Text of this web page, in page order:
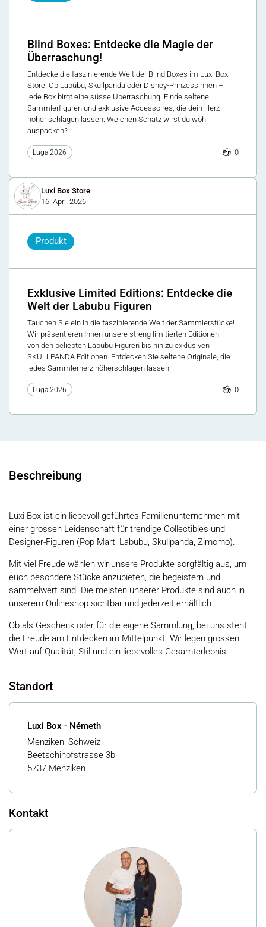
Blind Boxes: Entdecke die Magie der
Überraschung!
Entdecke die faszinierende Welt der Blind Boxes im Luxi Box
Store! Ob Labubu, Skullpanda oder Disney-Prinzessinnen –
jede Box birgt eine süsse Überraschung. Finde seltene
Sammlerfiguren und exklusive Accessoires, die dein Herz
höher schlagen lassen. Welchen Schatz wirst du wohl
auspacken?
Luga 2026 0
Luxi Box Store
16. April 2026
Produkt
Exklusive Limited Editions: Entdecke die
Welt der Labubu Figuren
Tauchen Sie ein in die faszinierende Welt der Sammlerstücke!
Wir präsentieren Ihnen unsere streng limitierten Editionen –
von den beliebten Labubu Figuren bis hin zu exklusiven
SKULLPANDA Editionen. Entdecken Sie seltene Originale, die
jedes Sammlerherz höherschlagen lassen.
Luga 2026 0
Beschreibung
Luxi Box ist ein liebevoll geführtes Familienunternehmen mit
einer grossen Leidenschaft für trendige Collectibles und
Designer-Figuren (Pop Mart, Labubu, Skullpanda, Zimomo).
Mit viel Freude wählen wir unsere Produkte sorgfältig aus, um
euch besondere Stücke anzubieten, die begeistern und
sammelwert sind. Die meisten unserer Produkte sind auch in
unserem Onlineshop sichtbar und jederzeit erhältlich.
Ob als Geschenk oder für die eigene Sammlung, bei uns steht
die Freude am Entdecken im Mittelpunkt. Wir legen grossen
Wert auf Qualität, Stil und ein liebevolles Gesamterlebnis.
Standort
Luxi Box - Németh
Menziken, Schweiz
Beetschihofstrasse 3b
5737 Menziken
Kontakt